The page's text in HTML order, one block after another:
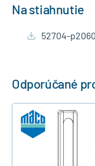
Na stiahnutie
52704-
Odporúčané